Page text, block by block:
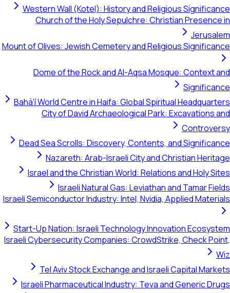
Western Wall (Kotel): History and Religious Significance
Church of the Holy Sepulchre: Christian Presence in
Jerusalem
Mount of Olives: Jewish Cemetery and Religious Significance
Dome of the Rock and Al-Aqsa Mosque: Context and
Significance
Bahá'í World Centre in Haifa: Global Spiritual Headquarters
City of David Archaeological Park: Excavations and
Controversy
Dead Sea Scrolls: Discovery, Contents, and Significance
Nazareth: Arab-Israeli City and Christian Heritage
Israel and the Christian World: Relations and Holy Sites
Israeli Natural Gas: Leviathan and Tamar Fields
Israeli Semiconductor Industry: Intel, Nvidia, Applied Materials
Start-Up Nation: Israeli Technology Innovation Ecosystem
Israeli Cybersecurity Companies: CrowdStrike, Check Point,
Wiz
Tel Aviv Stock Exchange and Israeli Capital Markets
Israeli Pharmaceutical Industry: Teva and Generic Drugs